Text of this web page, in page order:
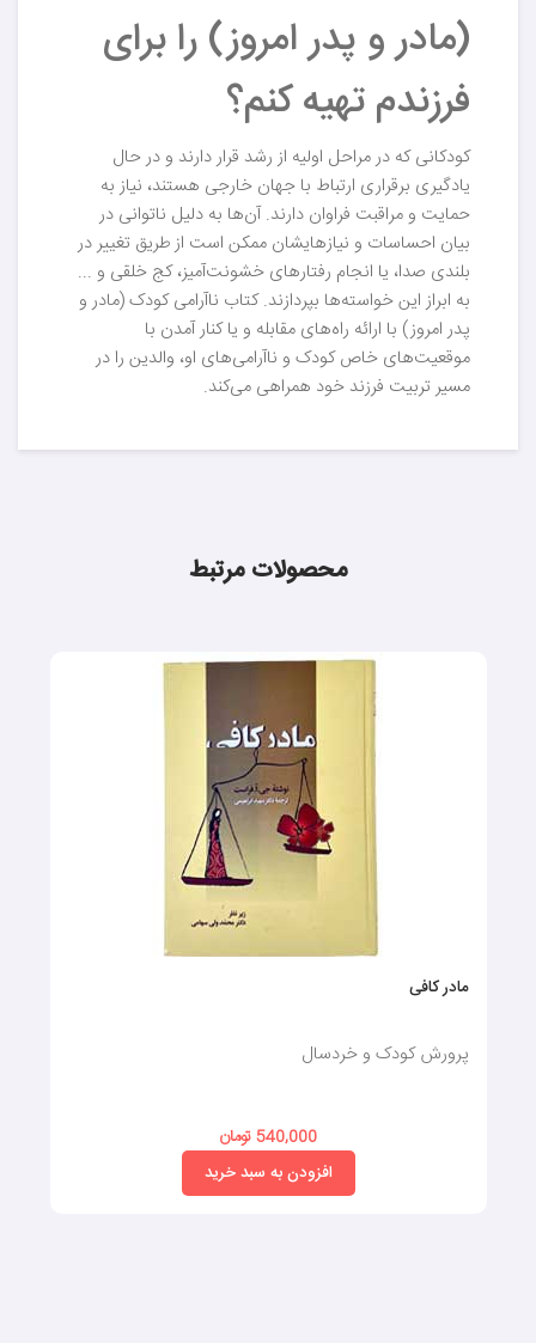
(مادر و پدر امروز) را برای
فرزندم تهیه کنم؟
کودکانی که در مراحل اولیه از رشد قرار دارند و در حال
یادگیری برقراری ارتباط با جهان خارجی هستند، نیاز به
حمایت و مراقبت فراوان دارند. آن‌ها به دلیل ناتوانی در
بیان احساسات و نیازهایشان ممکن است از طریق تغییر در
بلندی صدا، یا انجام رفتارهای خشونت‌آمیز، کج خلقی و ...
به ابراز این خواسته‌ها بپردازند. کتاب نا‌آرامی کودک (مادر و
پدر امروز) با ارائه راه‌های مقابله و یا کنار آمدن با
موقعیت‌های خاص کودک و نا‌آرامی‌های او، والدین را در
مسیر تربیت فرزند خود همراهی می‌کند.
محصولات مرتبط
مادر کافی
پرورش کودک و خردسال
540,000 تومان
افزودن به سبد خرید